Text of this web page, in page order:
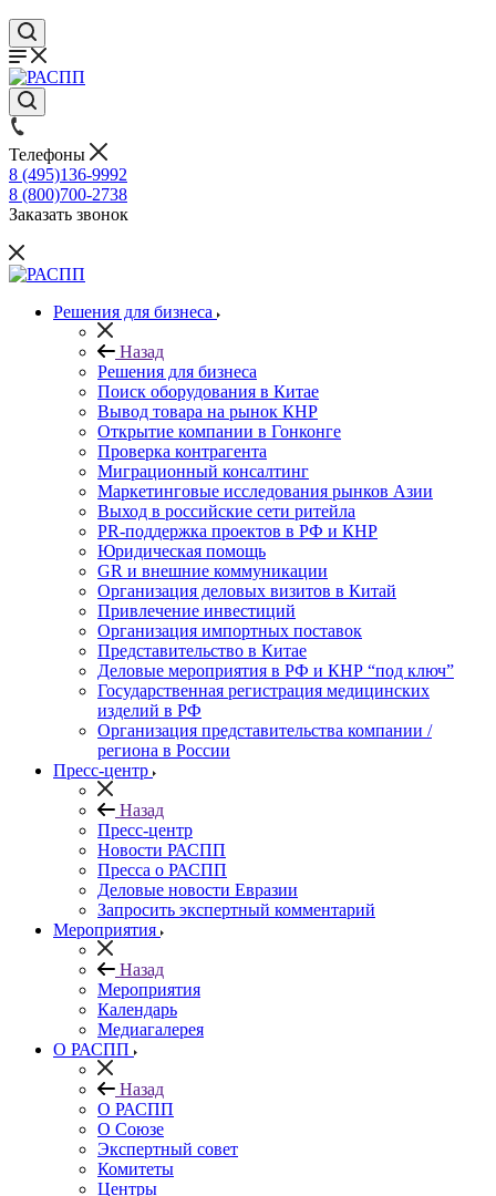
Телефоны
8 (495)136-9992
8 (800)700-2738
Заказать звонок
Решения для бизнеса
Назад
Решения для бизнеса
Поиск оборудования в Китае
Вывод товара на рынок КНР
Открытие компании в Гонконге
Проверка контрагента
Миграционный консалтинг
Маркетинговые исследования рынков Азии
Выход в российские сети ритейла
PR-поддержка проектов в РФ и КНР
Юридическая помощь
GR и внешние коммуникации
Организация деловых визитов в Китай
Привлечение инвестиций
Организация импортных поставок
Представительство в Китае
Деловые мероприятия в РФ и КНР “под ключ”
Государственная регистрация медицинских
изделий в РФ
Организация представительства компании /
региона в России
Пресс-центр
Назад
Пресс-центр
Новости РАСПП
Пресса о РАСПП
Деловые новости Евразии
Запросить экспертный комментарий
Мероприятия
Назад
Мероприятия
Календарь
Медиагалерея
О РАСПП
Назад
О РАСПП
О Союзе
Экспертный совет
Комитеты
Центры